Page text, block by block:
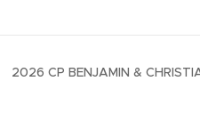
2026 CP BENJAMIN &